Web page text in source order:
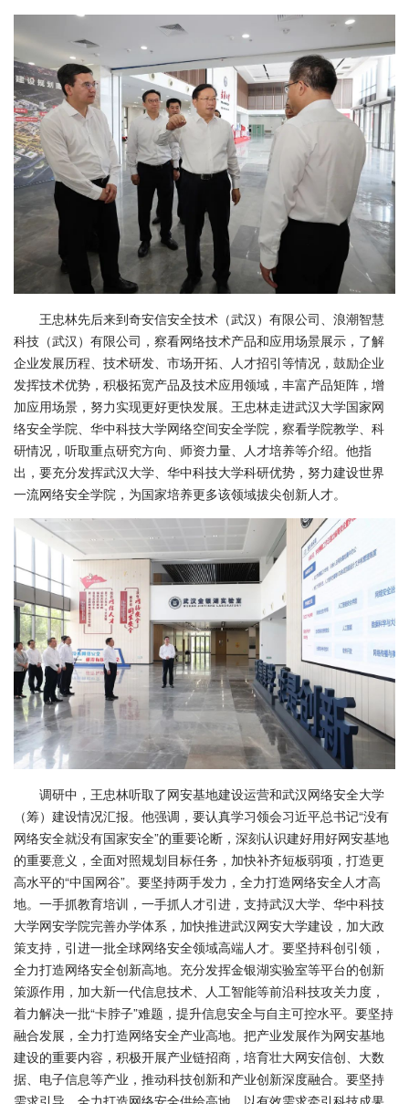
王忠林先后来到奇安信安全技术（武汉）有限公司、浪潮智慧
科技（武汉）有限公司，察看网络技术产品和应用场景展示，了解
企业发展历程、技术研发、市场开拓、人才招引等情况，鼓励企业
发挥技术优势，积极拓宽产品及技术应用领域，丰富产品矩阵，增
加应用场景，努力实现更好更快发展。王忠林走进武汉大学国家网
络安全学院、华中科技大学网络空间安全学院，察看学院教学、科
研情况，听取重点研究方向、师资力量、人才培养等介绍。他指
出，要充分发挥武汉大学、华中科技大学科研优势，努力建设世界
一流网络安全学院，为国家培养更多该领域拔尖创新人才。
调研中，王忠林听取了网安基地建设运营和武汉网络安全大学
（筹）建设情况汇报。他强调，要认真学习领会习近平总书记“没有
网络安全就没有国家安全”的重要论断，深刻认识建好用好网安基地
的重要意义，全面对照规划目标任务，加快补齐短板弱项，打造更
高水平的“中国网谷”。要坚持两手发力，全力打造网络安全人才高
地。一手抓教育培训，一手抓人才引进，支持武汉大学、华中科技
大学网安学院完善办学体系，加快推进武汉网安大学建设，加大政
策支持，引进一批全球网络安全领域高端人才。要坚持科创引领，
全力打造网络安全创新高地。充分发挥金银湖实验室等平台的创新
策源作用，加大新一代信息技术、人工智能等前沿科技攻关力度，
着力解决一批“卡脖子”难题，提升信息安全与自主可控水平。要坚持
融合发展，全力打造网络安全产业高地。把产业发展作为网安基地
建设的重要内容，积极开展产业链招商，培育壮大网安信创、大数
据、电子信息等产业，推动科技创新和产业创新深度融合。要坚持
需求引导，全力打造网络安全供给高地。以有效需求牵引科技成果